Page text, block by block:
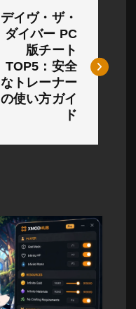
デイヴ・ザ・
ダイバー PC
版チート
TOP5：安全
なトレーナー
の使い方ガイ
ド